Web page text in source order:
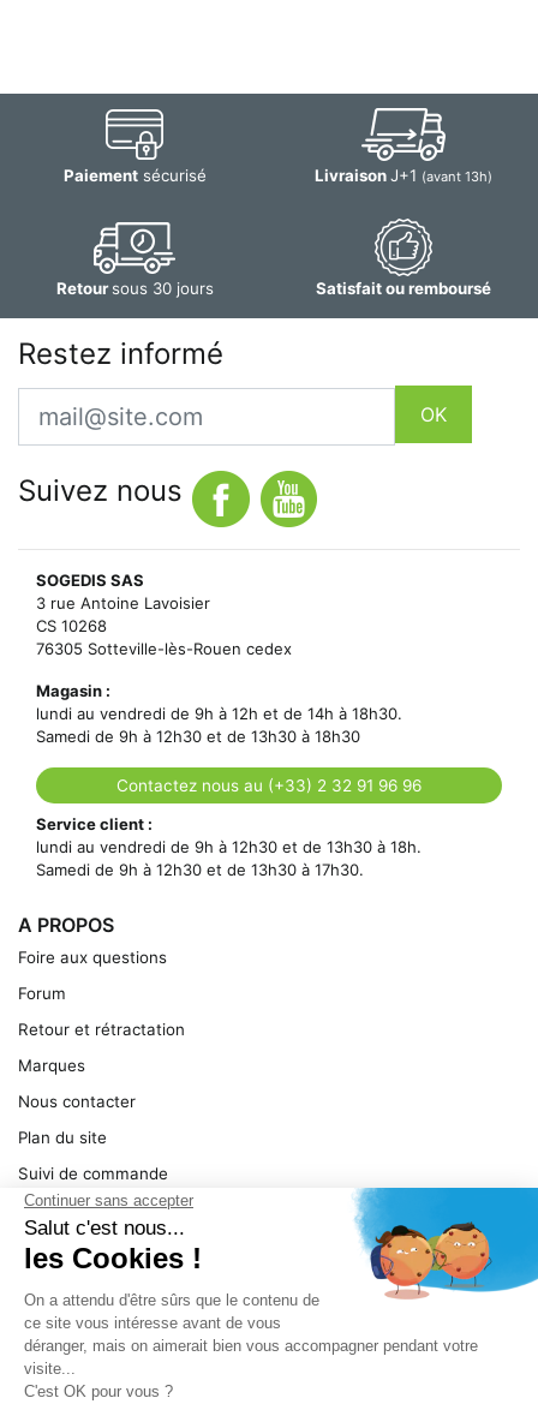
Paiementsécurisé LivraisonJ+1 (avant 13h)
Retoursous 30 jours Satisfait ou remboursé
Restez informé
Email
OK
Suivez nous
SOGEDIS SAS
3 rue Antoine Lavoisier
CS 10268
76305 Sotteville-lès-Rouen cedex
Magasin :
lundi au vendredi de 9h à 12h et de 14h à 18h30.
Samedi de 9h à 12h30 et de 13h30 à 18h30
Contactez nous au (+33) 2 32 91 96 96
Service client :
lundi au vendredi de 9h à 12h30 et de 13h30 à 18h.
Samedi de 9h à 12h30 et de 13h30 à 17h30.
A PROPOS
Foire aux questions
Forum
Retour et rétractation
Marques
Nous contacter
Plan du site
Suivi de commande
Ma facture
Mentions légales
SERVICE
Pièces détachées